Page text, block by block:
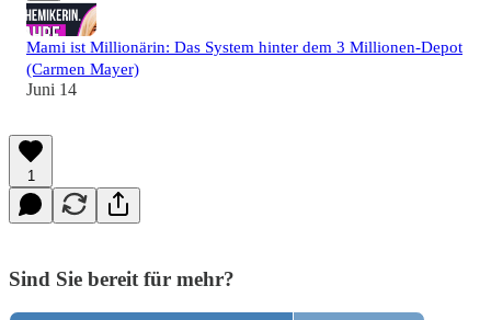
Mami ist Millionärin: Das System hinter dem 3 Millionen-Depot
(Carmen Mayer)
Juni 14
1
Sind Sie bereit für mehr?